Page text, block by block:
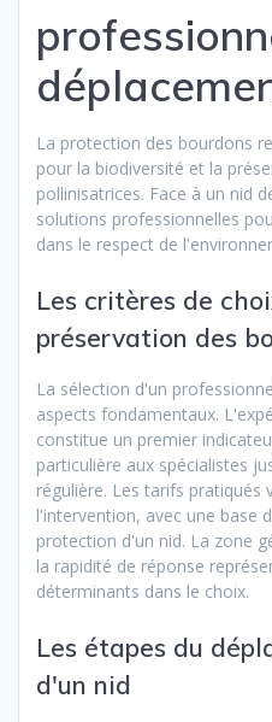
La protection des bourdons
pour la biodiversité et la
pollinisatrices. Face à un nid
solutions professionnelles
dans le respect de
Les critères de
préservation des
La sélection d'un
aspects fondamentaux.
constitue un premier
particulière aux spécialistes
régulière. Les tarifs pratiqués
l'intervention, avec une base
protection d'un nid. La zone
la rapidité de réponse
déterminants dans le choix.
Les étapes du
d'un nid